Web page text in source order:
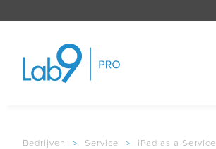
Bedrijven > Service > iPad as a Service